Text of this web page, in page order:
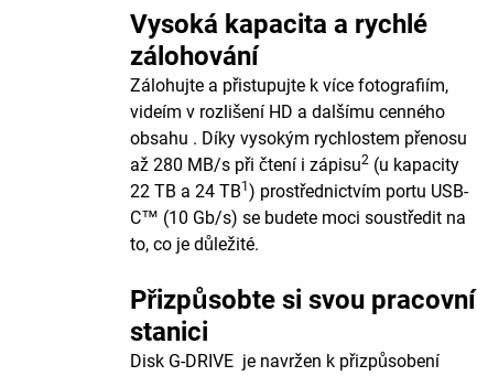
Vysoká kapacita a rychlé
zálohování
Zálohujte a přistupujte k více fotografiím,
videím v rozlišení HD a dalšímu cenného
obsahu . Díky vysokým rychlostem přenosu
až 280 MB/s při čtení i zápisu2 (u kapacity
22 TB a 24 TB1 ) prostřednictvím portu USB-
C™ (10 Gb/s) se budete moci soustředit na
to, co je důležité.
Přizpůsobte si svou pracovní
stanici
Disk G-DRIVE je navržen k přizpůsobení